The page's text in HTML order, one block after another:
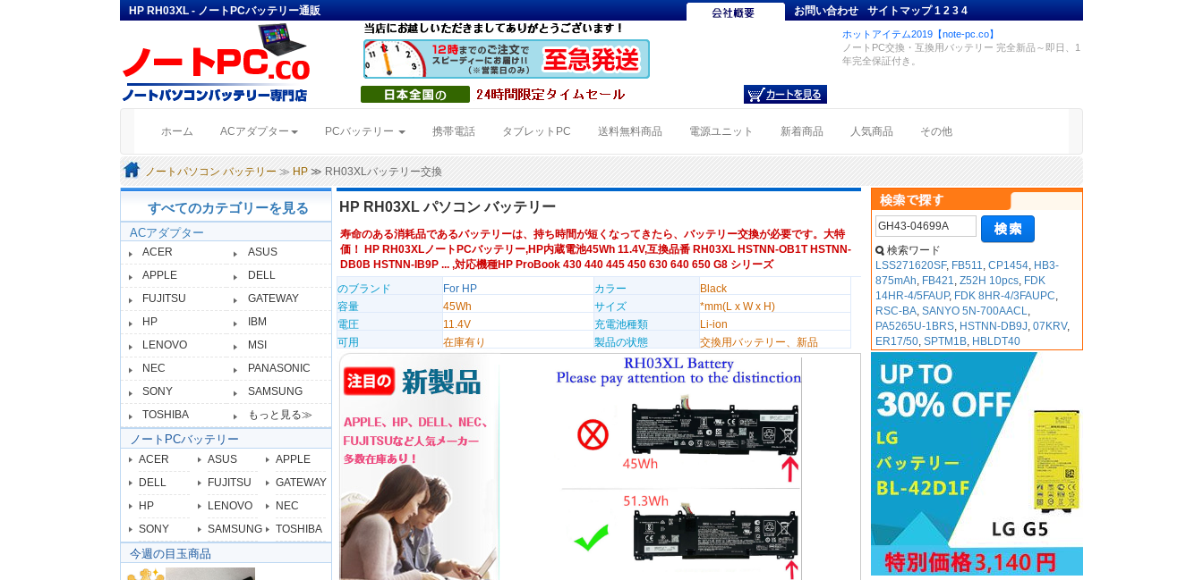
HP RH03XL - ノートPCバッテリー通販 お問い合わせ サイトマップ 1234
ホットアイテム2019【note-pc.co】
ノートPC交換・互換用バッテリー 完全新品～即日、1
年完全保証付き。
ホーム (current)ACアダプター PCバッテリー 携帯電話 タブレットPC 送料無料商品 電源ユニット 新着商品 人気商品 その他
ノートパソコン バッテリー ≫ HP ≫ RH03XLバッテリー交換
すべてのカテゴリーを見る
ACアダプター
ACER
ASUS
APPLE
DELL
FUJITSU
GATEWAY
HP
IBM
LENOVO
MSI
NEC
PANASONIC
SONY
SAMSUNG
TOSHIBA
もっと見る≫
ノートPCバッテリー
ACER ASUS
APPLE
DELL
FUJITSU
GATEWAY
HP
LENOVO
NEC
SONY
SAMSUNG TOSHIBA
今週の目玉商品
HP RH03XL パソコン バッテリー
寿命のある消耗品であるバッテリーは、持ち時間が短くなってきたら、バッテリー交換が必要です。大特
価！ HP RH03XLノートPCバッテリー,HP内蔵電池45Wh 11.4V,互換品番 RH03XL HSTNN-OB1T HSTNN-
DB0B HSTNN-IB9P ... ,対応機種HP ProBook 430 440 445 450 630 640 650 G8 シリーズ
のブランド
For HP カラー
Black
容量
45Wh サイズ
*mm(L x W x H)
電圧
11.4V 充電池種類
Li-ion
可用
在庫有り 製品の状態 交換用バッテリー、新品
検索ワード
LSS271620SF, FB511,CP1454, HB3-
875mAh, FB421,Z52H 10pcs, FDK
14HR-4/5FAUP, FDK 8HR-4/3FAUPC,
RSC-BA,SANYO 5N-700AACL,
PA5265U-1BRS, HSTNN-DB9J,07KRV,
ER17/50,SPTM1B, HBLDT40